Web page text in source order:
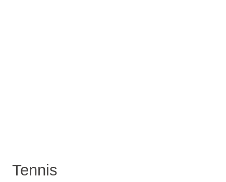
Tennis